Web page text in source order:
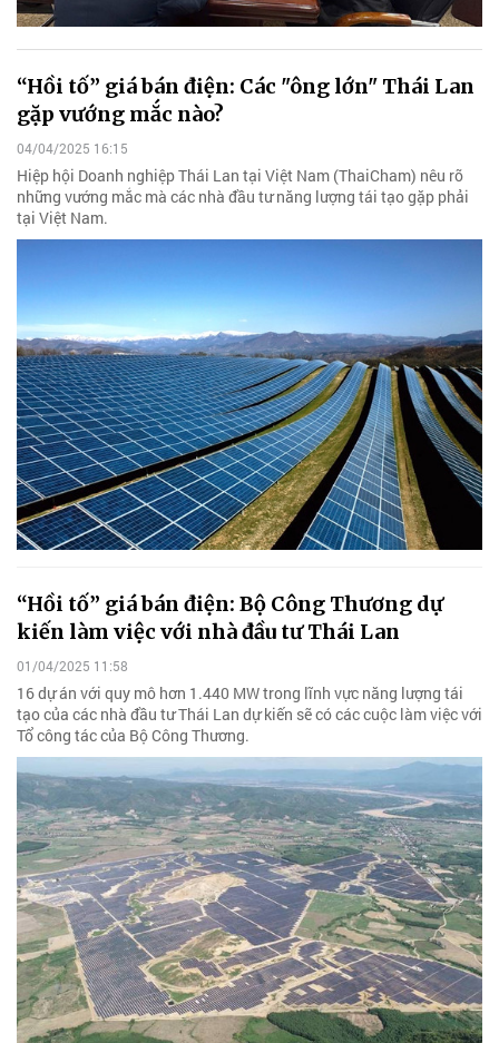
“Hồi tố” giá bán điện: Các "ông lớn" Thái Lan
gặp vướng mắc nào?
04/04/2025 16:15
Hiệp hội Doanh nghiệp Thái Lan tại Việt Nam (ThaiCham) nêu rõ
những vướng mắc mà các nhà đầu tư năng lượng tái tạo gặp phải
tại Việt Nam.
“Hồi tố” giá bán điện: Bộ Công Thương dự
kiến làm việc với nhà đầu tư Thái Lan
01/04/2025 11:58
16 dự án với quy mô hơn 1.440 MW trong lĩnh vực năng lượng tái
tạo của các nhà đầu tư Thái Lan dự kiến sẽ có các cuộc làm việc với
Tổ công tác của Bộ Công Thương.